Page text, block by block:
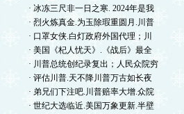
· 冰冻三尺非一日之寒. 2024年是我
· 烈火炼真金.为玉除瑕重圆月.川普
· 口罩女侠.白灯政府外国代理；川
· 美国《杞人忧天》.《战后》最全
· 川普总统创纪录复出；人民众院穷
· 评估川普.天不降川普万古如长夜
· 弟兄们下注吧.川普赔率大增.众院
· 世纪大选临近.美国万象更新.半壁